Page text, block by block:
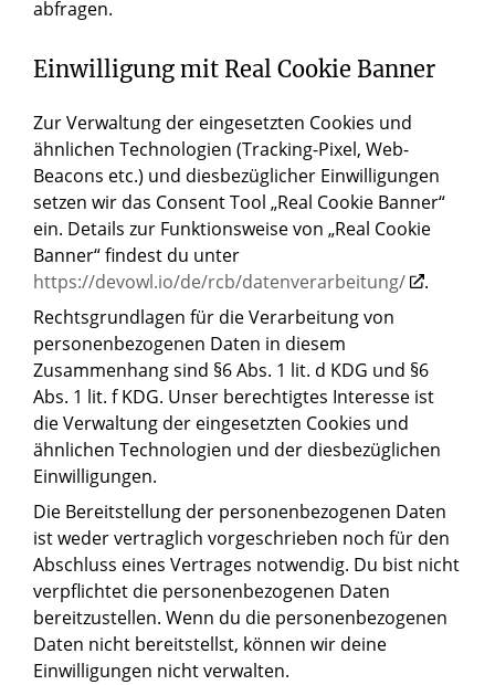
abfragen.
Einwilligung mit Real Cookie Banner
Zur Verwaltung der eingesetzten Cookies und
ähnlichen Technologien (Tracking-Pixel, Web-
Beacons etc.) und diesbezüglicher Einwilligungen
setzen wir das Consent Tool „Real Cookie Banner“
ein. Details zur Funktionsweise von „Real Cookie
Banner“ findest du unter
https://devowl.io/de/rcb/datenverarbeitung/
.
Rechtsgrundlagen für die Verarbeitung von
personenbezogenen Daten in diesem
Zusammenhang sind §6 Abs. 1 lit. d KDG und §6
Abs. 1 lit. f KDG. Unser berechtigtes Interesse ist
die Verwaltung der eingesetzten Cookies und
ähnlichen Technologien und der diesbezüglichen
Einwilligungen.
Die Bereitstellung der personenbezogenen Daten
ist weder vertraglich vorgeschrieben noch für den
Abschluss eines Vertrages notwendig. Du bist nicht
verpflichtet die personenbezogenen Daten
bereitzustellen. Wenn du die personenbezogenen
Daten nicht bereitstellst, können wir deine
Einwilligungen nicht verwalten.